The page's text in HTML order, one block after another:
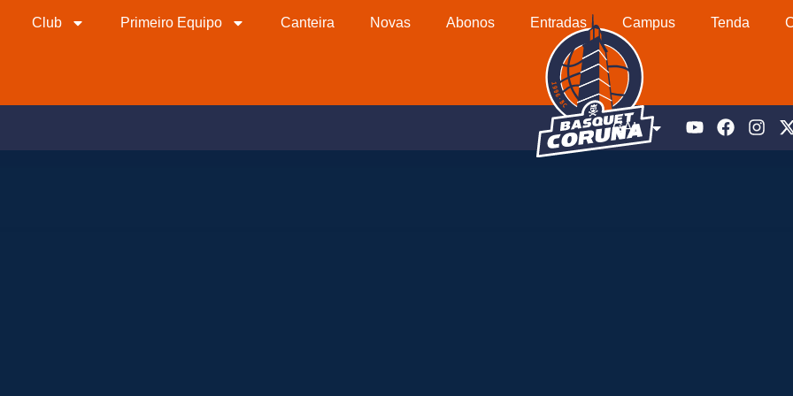
Club Primeiro Equipo Canteira Novas Abonos Entradas Campus Tenda
GAL